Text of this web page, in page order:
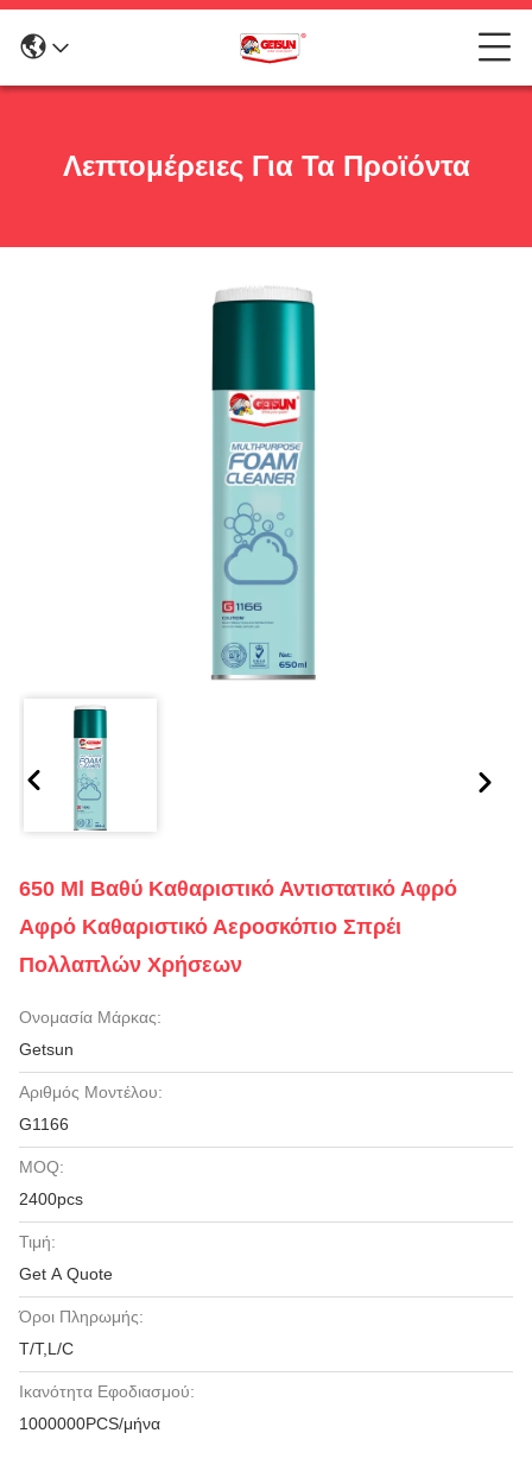
Λεπτομέρειες Για Τα Προϊόντα
650 Ml Βαθύ Καθαριστικό Αντιστατικό Αφρό
Αφρό Καθαριστικό Αεροσκόπιο Σπρέι
Πολλαπλών Χρήσεων
Ονομασία Μάρκας:
Getsun
Αριθμός Μοντέλου:
G1166
MOQ:
2400pcs
Τιμή:
Get A Quote
Όροι Πληρωμής:
T/T,L/C
Ικανότητα Εφοδιασμού:
1000000PCS/μήνα